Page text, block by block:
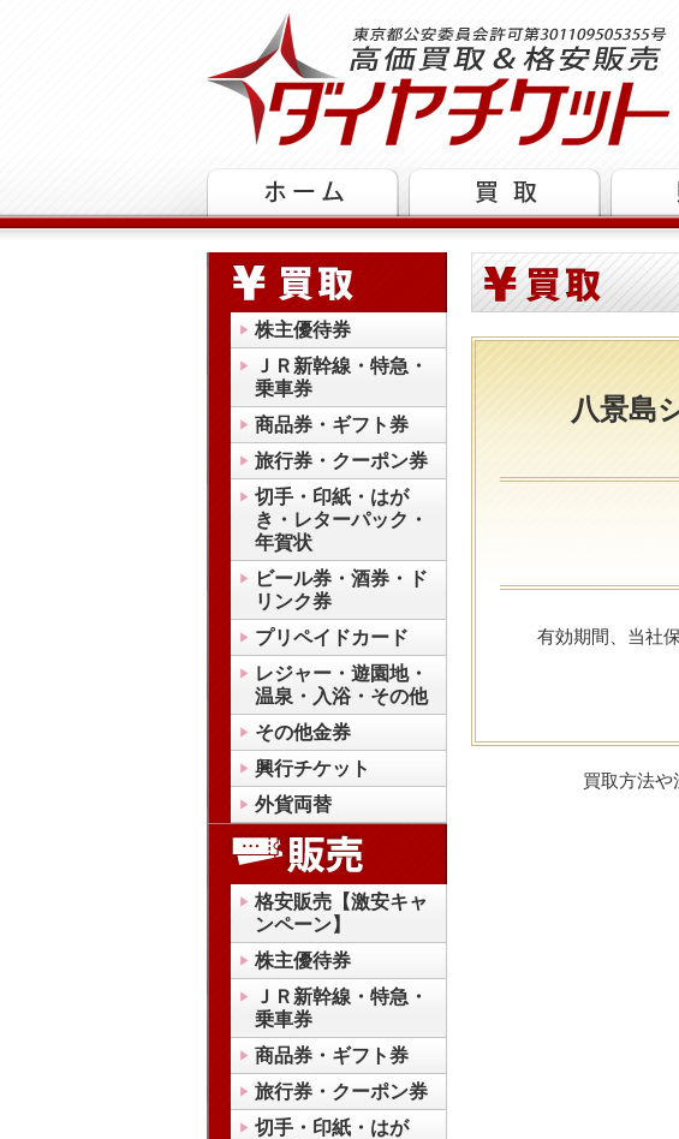
株主優待券
ＪＲ新幹線・特急・
乗車券
商品券・ギフト券
旅行券・クーポン券
切手・印紙・はが
き・レターパック・
年賀状
ビール券・酒券・ド
リンク券
プリペイドカード
レジャー・遊園地・
温泉・入浴・その他
その他金券
興行チケット
外貨両替
格安販売【激安キャ
ンペーン】
株主優待券
ＪＲ新幹線・特急・
乗車券
商品券・ギフト券
旅行券・クーポン券
切手・印紙・はが
八景島
有効期間、当社
買取方法や